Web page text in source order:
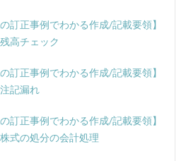
訂正事例でわかる作成/記載要領】
高チェック
訂正事例でわかる作成/記載要領】
記漏れ
訂正事例でわかる作成/記載要領】
式の処分の会計処理